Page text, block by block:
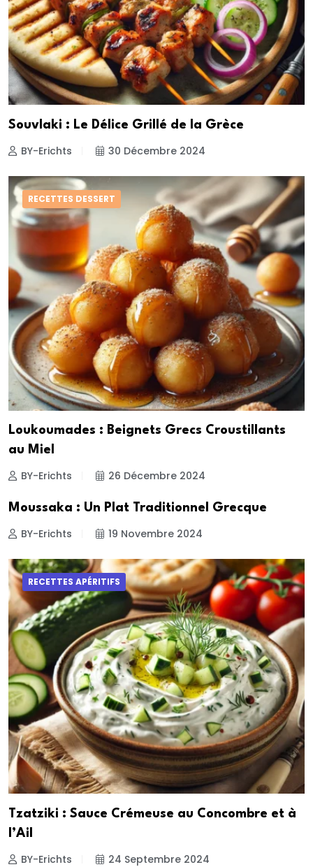
Souvlaki : Le Délice Grillé de la Grèce
BY-Erichts 30 Décembre 2024
RECETTES DESSERT
Loukoumades : Beignets Grecs Croustillants
au Miel
BY-Erichts 26 Décembre 2024
Moussaka : Un Plat Traditionnel Grecque
BY-Erichts 19 Novembre 2024
RECETTES APÉRITIFS
Tzatziki : Sauce Crémeuse au Concombre et à
l’Ail
BY-Erichts 24 Septembre 2024